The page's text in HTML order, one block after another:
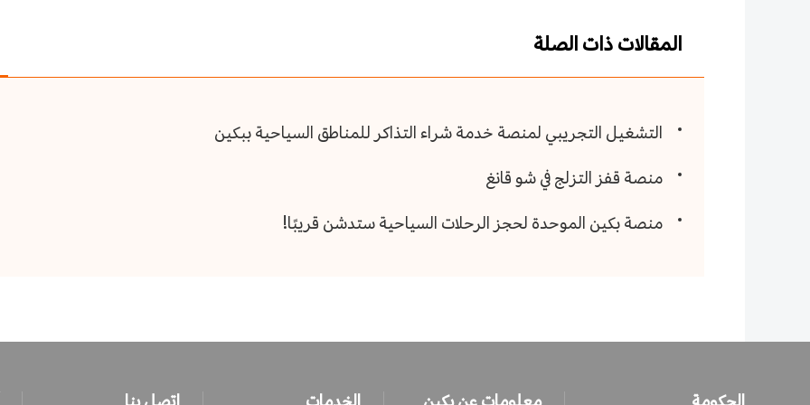
المقالات ذات الصلة
التشغيل التجريبي لمنصة خدمة شراء التذاكر للمناطق السياحية ببكين
منصة قفز التزلج في شو قانغ
منصة بكين الموحدة لحجز الرحلات السياحية ستدشن قريبًا!
الحكومة معلومات عن بكين الخدمات اتصل بنا